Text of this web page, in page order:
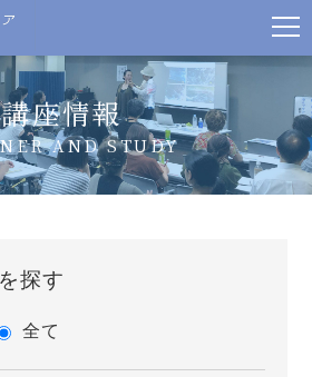
講座情報
AND STUDY
探す
全て